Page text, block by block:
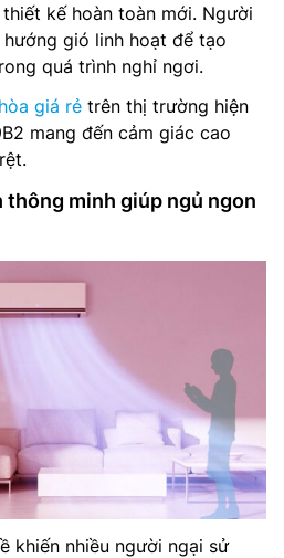
kế hoàn toàn mới. Người
gió linh hoạt để tạo
quá trình nghỉ ngơi.
giá rẻ trên thị trường hiện
mang đến cảm giác cao
thông minh giúp ngủ ngon
khiến nhiều người ngại sử